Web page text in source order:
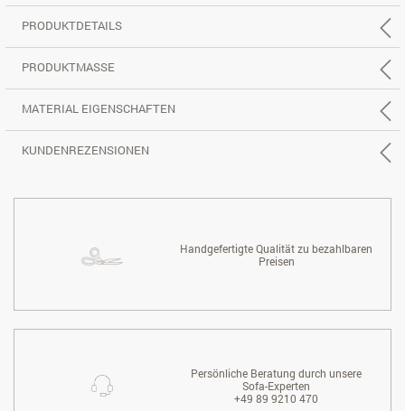
PRODUKTDETAILS
PRODUKTMASSE
MATERIAL EIGENSCHAFTEN
KUNDENREZENSIONEN
Handgefertigte Qualität zu bezahlbaren
Preisen
Persönliche Beratung durch unsere
Sofa-Experten
+49 89 9210 470